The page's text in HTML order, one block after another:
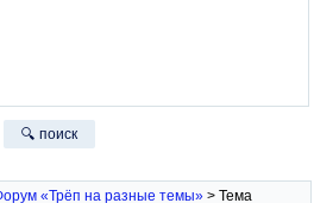
🔍 поиск
«Трёп на разные темы» > Тема